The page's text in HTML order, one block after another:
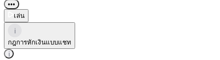
•••
เล่น
i
กฎการหักเงินแบบแชท
i